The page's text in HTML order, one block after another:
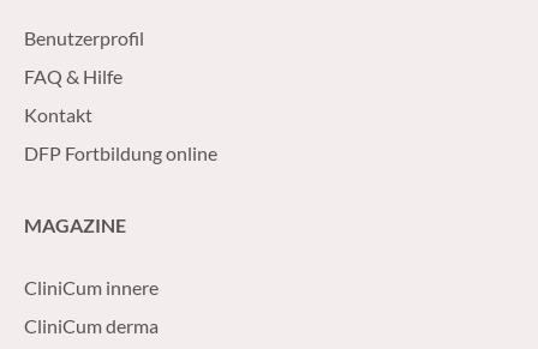
Benutzerprofil
FAQ & Hilfe
Kontakt
DFP Fortbildung online
MAGAZINE
CliniCum innere
CliniCum derma